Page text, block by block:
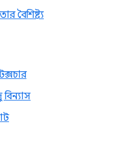
বৈশিষ্ট্য